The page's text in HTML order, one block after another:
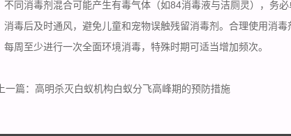
不同消毒剂混合可能产生有毒气体（如84消毒液与洁厕灵），务必
消毒后及时通风，避免儿童和宠物误触残留消毒剂。合理使用消毒
每周至少进行一次全面环境消毒，特殊时期可适当增加频次。
上一篇： 高明杀灭白蚁机构白蚁分飞高峰期的预防措施